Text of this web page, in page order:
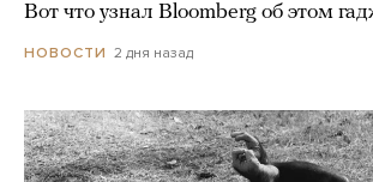
Вот что узнал Bloomberg об этом
НОВОСТИ 2 дня назад